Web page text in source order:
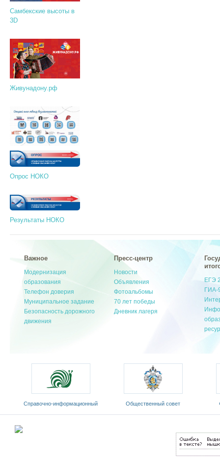
Самбекские высоты в
3D
Живунадону.рф
Опрос НОКО
Результаты НОКО
Важное
Модернизация
образования
Телефон доверия
Муниципальное задание
Безопасность дорожного
движения
Пресс-центр
Новости
Объявления
Фотоальбомы
70 лет победы
Дневник лагеря
ЕГЭ
ГИА-
Общественный совет
Министерства образования и
Федеральный портал
«Российское образование»